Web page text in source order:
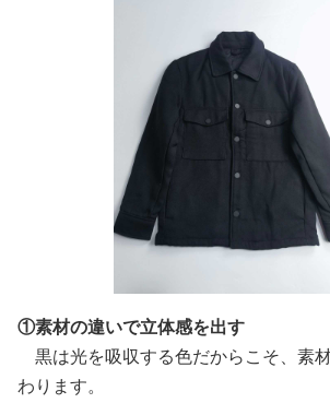
①素材の違いで立体感を出す
黒は光を吸収する色だからこそ、素
わります。